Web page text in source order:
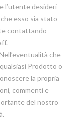
l’utente desideri
esso sia stato
contattando
che
Prodotto o
la propria
commenti e
del nostro